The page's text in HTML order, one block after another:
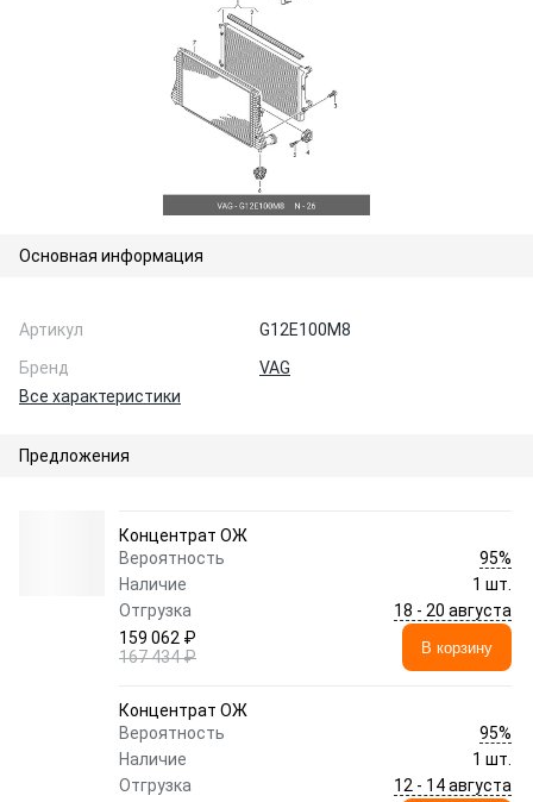
Основная информация
Артикул
G12E100M8
Бренд
VAG
Все характеристики
Предложения
Концентрат ОЖ
Вероятность
95%
Наличие
1 шт.
Отгрузка
18 - 20 августа
159 062 ₽
167 434 ₽
В корзину
Концентрат ОЖ
Вероятность
95%
Наличие
1 шт.
Отгрузка
12 - 14 августа